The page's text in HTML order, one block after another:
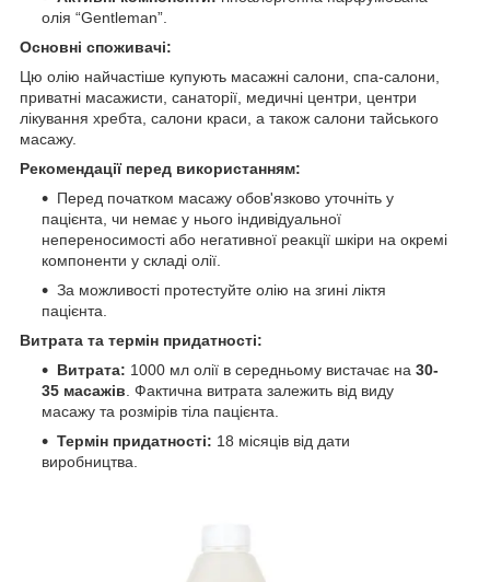
олія “Gentleman”.
Основні споживачі:
Цю олію найчастіше купують масажні салони, спа-салони,
приватні масажисти, санаторії, медичні центри, центри
лікування хребта, салони краси, а також салони тайського
масажу.
Рекомендації перед використанням:
Перед початком масажу обов'язково уточніть у
пацієнта, чи немає у нього індивідуальної
непереносимості або негативної реакції шкіри на окремі
компоненти у складі олії.
За можливості протестуйте олію на згині ліктя
пацієнта.
Витрата та термін придатності:
Витрата: 1000 мл олії в середньому вистачає на 30-
35 масажів. Фактична витрата залежить від виду
масажу та розмірів тіла пацієнта.
Термін придатності: 18 місяців від дати
виробництва.